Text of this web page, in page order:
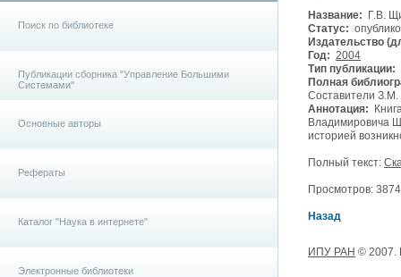
Поиск по библиотеке
Публикации сборника "Управление Большими
Системами"
Основные авторы
Рефераты
Каталог "Наука в интернете"
Электронные библиотеки
Название: Г.В.
Статус:
Издательство
Год: 2004
Тип публикации:
Полная
Составители З.М.
Аннотация:
Владимировича
историей
Полный текст:
Просмотров:
Назад
ИПУ РАН © 2007.